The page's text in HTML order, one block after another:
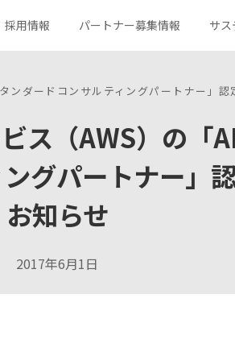
分野から探す
コーポレートメッセージ
所在地
有価証券報告書
コーポレートガバナンス
お問い合わせ
採用情報 パートナー募集情報 サス
ガバナンス
ンダードコンサルティングパートナー」認
ス（AWS）の「
グパートナー」
お知らせ
2017年6月1日